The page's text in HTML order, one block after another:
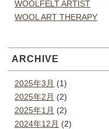
WOOLFELT ARTIST
WOOL ART THERAPY
ARCHIVE
2025年3月 (1)
2025年2月 (2)
2025年1月 (2)
2024年12月 (2)